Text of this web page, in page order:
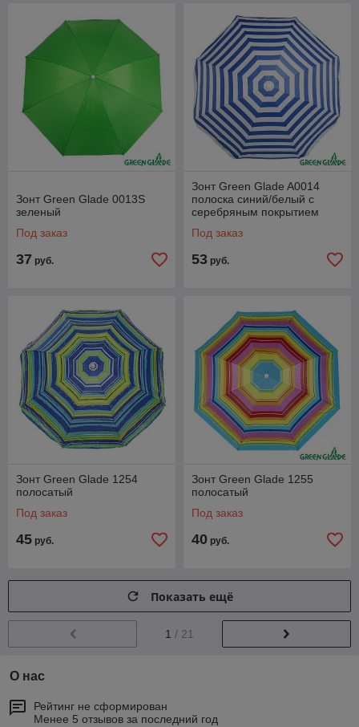
Зонт Green Glade 0013S
зеленый
Под заказ
37 руб.
Зонт Green Glade A0014
полоска синий/белый с
серебряным покрытием
Под заказ
53 руб.
Зонт Green Glade 1254
полосатый
Под заказ
45 руб.
Зонт Green Glade 1255
полосатый
Под заказ
40 руб.
Показать ещё
1 / 21
О нас
Рейтинг не сформирован
Менее 5 отзывов за последний год